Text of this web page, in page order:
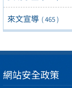
來文宣導 ( 465 )
網站安全政策